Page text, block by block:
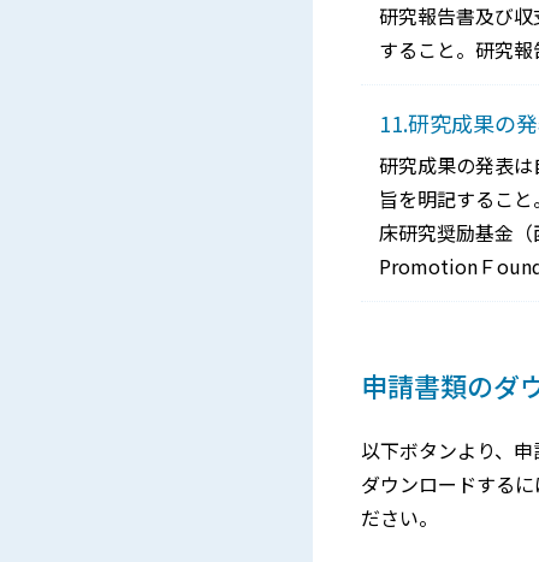
研究報告書及び
すること。研究
11.研究成果の
研究成果の発表
旨を明記するこ
床研究奨励基金
PromotionＦ
申請書類のダ
以下ボタンより、
ダウンロードする
ださい。